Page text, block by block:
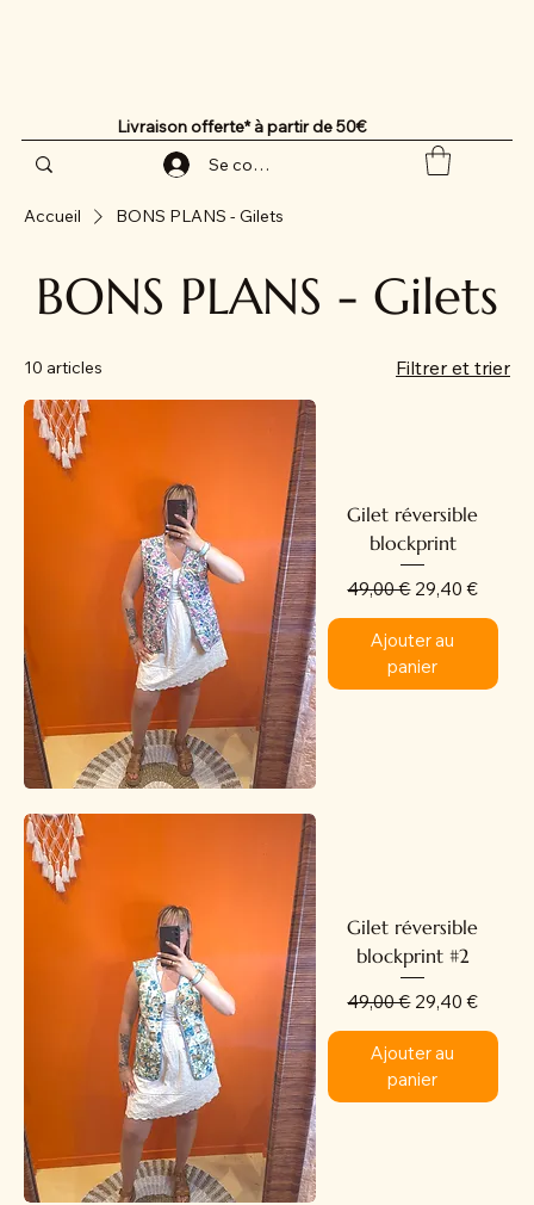
Livraison offerte* à partir de 50€
Se connecter
Accueil BONS PLANS - Gilets
BONS PLANS - Gilets
10 articles Filtrer et trier
Gilet réversible
blockprint
Prix original
49,00 € Prix
29,40 €
Ajouter au
panier
Gilet réversible
blockprint #2
Prix original
49,00 € Prix
29,40 €
Ajouter au
panier